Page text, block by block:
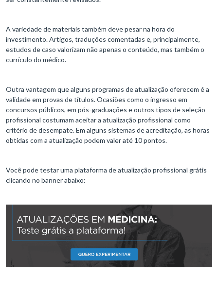
A variedade de materiais também deve pesar na hora do
investimento. Artigos, traduções comentadas e, principalmente,
estudos de caso valorizam não apenas o conteúdo, mas também o
currículo do médico.
Outra vantagem que alguns programas de atualização oferecem é a
validade em provas de títulos. Ocasiões como o ingresso em
concursos públicos, em pós-graduações e outros tipos de seleção
profissional costumam aceitar a atualização profissional como
critério de desempate. Em alguns sistemas de acreditação, as horas
obtidas com a atualização podem valer até 10 pontos.
Você pode testar uma plataforma de atualização profissional grátis
clicando no banner abaixo: